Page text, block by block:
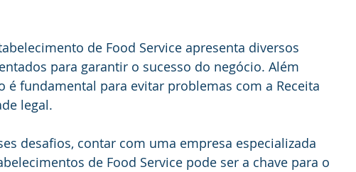
de Food Service apresenta diversos
para garantir o sucesso do negócio. Além
fundamental para evitar problemas com a Receita
legal.
desafios, contar com uma empresa especializada
de Food Service pode ser a chave para o